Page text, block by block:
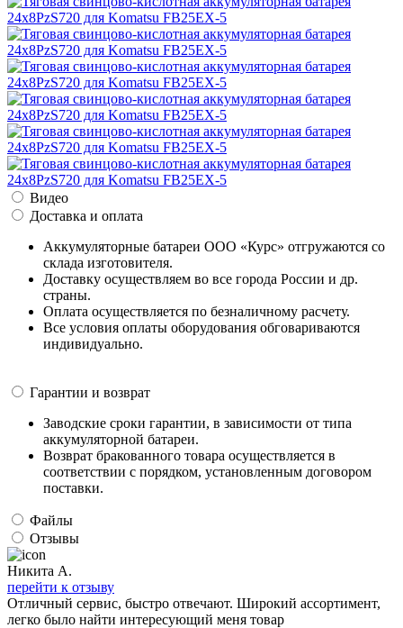
Видео
Доставка и оплата
Аккумуляторные батареи ООО «Курс» отгружаются со
склада изготовителя.
Доставку осуществляем во все города России и др.
страны.
Оплата осуществляется по безналичному расчету.
Все условия оплаты оборудования обговариваются
индивидуально.
Гарантии и возврат
Заводские сроки гарантии, в зависимости от типа
аккумуляторной батареи.
Возврат бракованного товара осуществляется в
соответствии с порядком, установленным договором
поставки.
Файлы
Отзывы
Никита А.
перейти к отзыву
Отличный сервис, быстро отвечают. Широкий ассортимент,
легко было найти интересующий меня товар